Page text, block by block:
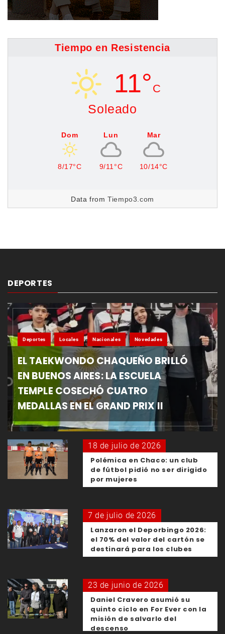
Tiempo en Resistencia
11° C
Soleado
Dom
8/17°C
Lun
9/11°C
Mar
10/14°C
Data fromTiempo3.com
DEPORTES
Deportes Locales Nacionales Novedades
EL TAEKWONDO CHAQUEÑO BRILLÓ
EN BUENOS AIRES: LA ESCUELA
TEMPLE COSECHÓ CUATRO
MEDALLAS EN EL GRAND PRIX II
18 de julio de 2026
Polémica en Chaco: un club
de fútbol pidió no ser dirigido
por mujeres
7 de julio de 2026
Lanzaron el Deporbingo 2026:
el 70% del valor del cartón se
destinará para los clubes
23 de junio de 2026
Daniel Cravero asumió su
quinto ciclo en For Ever con la
misión de salvarlo del
descenso